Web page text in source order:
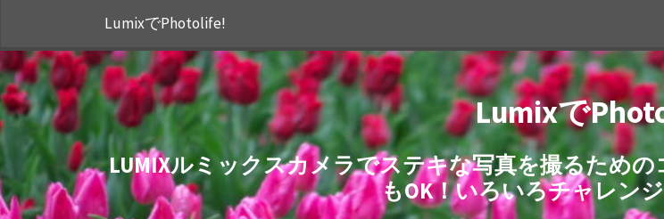
LumixでPhotolife!
Lumixで
LUMIXルミックスカメラでステキな写真を撮るため
もOK！いろいろチャレン